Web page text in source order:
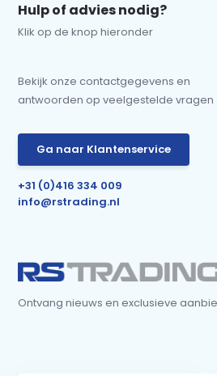
Hulp of advies nodig?
Klik op de knop hieronder
Bekijk onze contactgegevens en
antwoorden op veelgestelde vragen
Ga naar Klantenservice
+31 (0)416 334 009
info@rstrading.nl
Ontvang nieuws en exclusieve